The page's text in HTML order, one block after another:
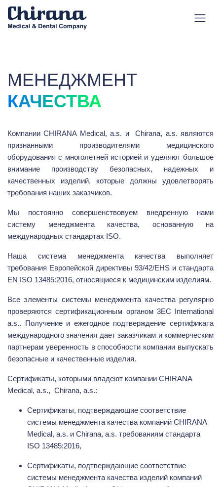
МЕНЕДЖМЕНТ
КАЧЕСТВА
Компании CHIRANA Medical, a.s. и Chirana, a.s. являются
признанными производителями медицинского
оборудования с многолетней историей и уделяют большое
внимание производству безопасных, надежных и
качественных изделий, которые должны удовлетворять
требования наших заказчиков.
Мы постоянно совершенствовуем внедренную нами
систему менеджмента качества, основанную на
международных стандартах ISO.
Наша система менеджмента качества выполняет
требования Европейской директивы 93/42/EHS и стандарта
EN ISO 13485:2016, относящиеся к медицинским изделиям.
Все элементы системы менеджмента качества регулярно
проверяются сертификационным органом 3EC International
a.s.. Получение и ежегоднoe подтверждение сертификата
международного значения дает заказчикам и коммерческим
партнерам уверенность в способности компании выпускать
безопасные и качественные изделия.
Сертификаты, которыми владеют компании CHIRANA
Medical, a.s., Chirana, a.s.:
Сертификаты, подтверждающие соответствие
системы менеджмента качества компаний CHIRANA
Medical, a.s. и Chirana, a.s. требованиям стандарта
ISO 13485:2016,
Сертификаты, подтверждающие соответствие
системы менеджмента качества изделий компаний